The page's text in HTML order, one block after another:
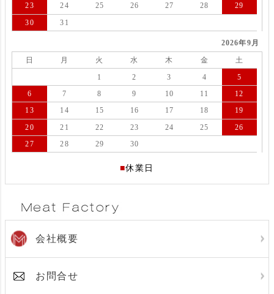
23
24 25 26 27 28
29
30
31
2026年9月
日 月 火 水 木 金
土
1
2 3 4
5
6
7 8 9 10 11
12
13
14 15 16 17 18
19
20
21 22 23 24 25
26
27
28 29 30
■休業日
会社概要
お問合せ